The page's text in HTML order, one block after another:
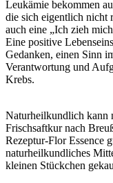
Leukämie bekommen
die sich eigentlich nicht
auch eine „Ich zieh
Eine positive
Gedanken, einen Sinn
Verantwortung und
Krebs.
Naturheilkundlich kann
Frischsaftkur nach
Rezeptur-Flor Essence
naturheilkundliches
kleinen Stückchen